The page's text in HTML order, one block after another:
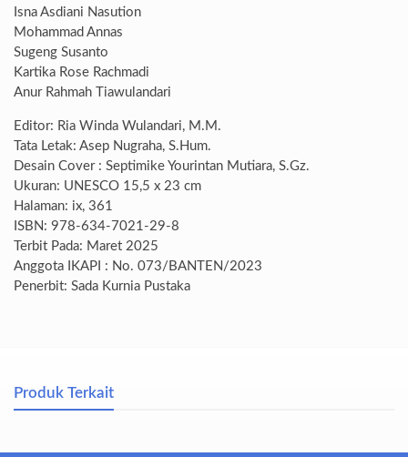
Isna Asdiani Nasution
Mohammad Annas
Sugeng Susanto
Kartika Rose Rachmadi
Anur Rahmah Tiawulandari
Editor: Ria Winda Wulandari, M.M.
Tata Letak: Asep Nugraha, S.Hum.
Desain Cover : Septimike Yourintan Mutiara, S.Gz.
Ukuran: UNESCO 15,5 x 23 cm
Halaman: ix, 361
ISBN: 978-634-7021-29-8
Terbit Pada: Maret 2025
Anggota IKAPI : No. 073/BANTEN/2023
Penerbit: Sada Kurnia Pustaka
Produk Terkait